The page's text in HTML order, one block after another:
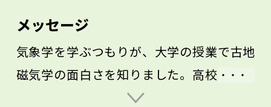
メッセージ
気象学を学ぶつもりが、大学の授業で古地
磁気学の面白さを知りました。高校時代は
地学がなく、古地磁気学という学問がある